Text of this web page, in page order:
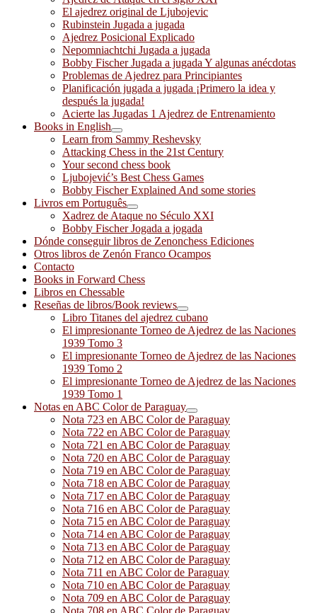
El ajedrez original de Ljubojevic
Rubinstein Jugada a jugada
Ajedrez Posicional Explicado
Nepomniachtchi Jugada a jugada
Bobby Fischer Jugada a jugada Y algunas anécdotas
Problemas de Ajedrez para Principiantes
Planificación jugada a jugada ¡Primero la idea y
después la jugada!
Acierte las Jugadas 1 Ajedrez de Entrenamiento
Books in English
Learn from Sammy Reshevsky
Attacking Chess in the 21st Century
Your second chess book
Ljubojević’s Best Chess Games
Bobby Fischer Explained And some stories
Livros em Português
Xadrez de Ataque no Século XXI
Bobby Fischer Jogada a jogada
Dónde conseguir libros de Zenonchess Ediciones
Otros libros de Zenón Franco Ocampos
Contacto
Books in Forward Chess
Libros en Chessable
Reseñas de libros/Book reviews
Libro Titanes del ajedrez cubano
El impresionante Torneo de Ajedrez de las Naciones
1939 Tomo 3
El impresionante Torneo de Ajedrez de las Naciones
1939 Tomo 2
El impresionante Torneo de Ajedrez de las Naciones
1939 Tomo 1
Notas en ABC Color de Paraguay
Nota 723 en ABC Color de Paraguay
Nota 722 en ABC Color de Paraguay
Nota 721 en ABC Color de Paraguay
Nota 720 en ABC Color de Paraguay
Nota 719 en ABC Color de Paraguay
Nota 718 en ABC Color de Paraguay
Nota 717 en ABC Color de Paraguay
Nota 716 en ABC Color de Paraguay
Nota 715 en ABC Color de Paraguay
Nota 714 en ABC Color de Paraguay
Nota 713 en ABC Color de Paraguay
Nota 712 en ABC Color de Paraguay
Nota 711 en ABC Color de Paraguay
Nota 710 en ABC Color de Paraguay
Nota 709 en ABC Color de Paraguay
Nota 708 en ABC Color de Paraguay